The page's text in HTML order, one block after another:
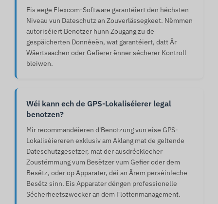
Eis eege Flexcom-Software garantéiert den héchsten
Niveau vun Dateschutz an Zouverlässegkeet. Nëmmen
autoriséiert Benotzer hunn Zougang zu de
gespäicherten Donnéeën, wat garantéiert, datt Är
Wäertsaachen oder Gefierer ënner sécherer Kontroll
bleiwen.
Wéi kann ech de GPS-Lokaliséierer legal
benotzen?
Mir recommandéieren d'Benotzung vun eise GPS-
Lokaliséiereren exklusiv am Aklang mat de geltende
Dateschutzgesetzer, mat der ausdrécklecher
Zoustëmmung vum Besëtzer vum Gefier oder dem
Besëtz, oder op Apparater, déi an Ärem perséinleche
Besëtz sinn. Eis Apparater déngen professionelle
Sécherheetszwecker an dem Flottenmanagement.